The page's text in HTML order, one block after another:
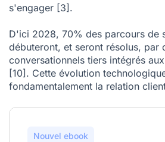
s'engager [3] .
D'ici 2028, 70% des parcours de
débuteront, et seront résolus, par
conversationnels tiers intégrés
[10] . Cette évolution
fondamentalement la relation
Nouvel ebook